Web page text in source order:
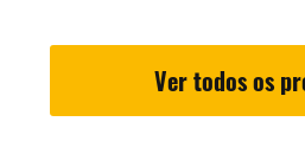
Ver todos os